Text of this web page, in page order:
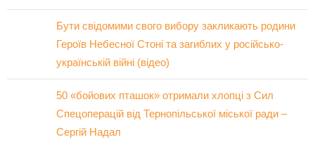
Бути свідомими свого вибору закликають родини
Героїв Небесної Стоні та загиблих у російсько-
українській війні (відео)
50 «бойових пташок» отримали хлопці з Сил
Спецоперацій від Тернопільської міської ради –
Сергій Надал